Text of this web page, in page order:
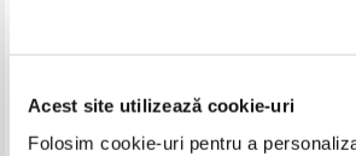
Acest site utilizează cookie-uri
Folosim cookie-uri pentru a